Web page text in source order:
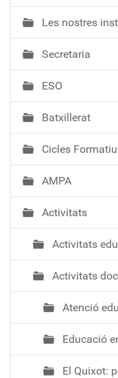
a
v
e
g
a
c
ó
Les nostres
Secretaria
ESO
Batxillerat
Cicles
AMPA
Activitats
Activitats
Activitats
Atenció
Educació
El Quixot: